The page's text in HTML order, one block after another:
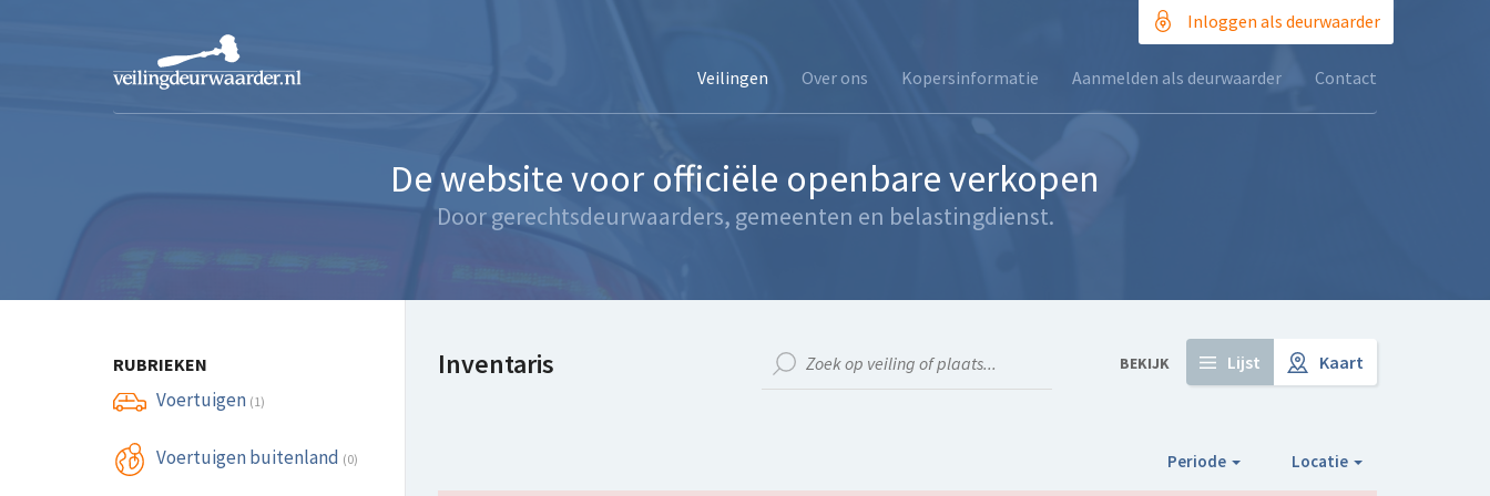
Inloggen als deurwaarder
Veilingen Over ons Kopersinformatie Aanmelden als deurwaarder Contact
De website voor officiële openbare verkopen
Door gerechtsdeurwaarders, gemeenten en belastingdienst.
RUBRIEKEN
Voertuigen (1)
Voertuigen buitenland (0)
Inventaris Lijst Kaart
BEKIJK
Locatie
Periode